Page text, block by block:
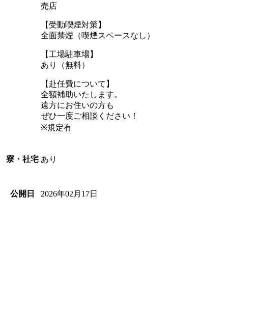
売店
【受動喫煙対策】
全面禁煙（喫煙スペースなし）
【工場駐車場】
あり（無料）
【赴任費について】
全額補助いたします。
遠方にお住いの方も
ぜひ一度ご相談ください！
※規定有
寮・社宅 あり
公開日 2026年02月17日